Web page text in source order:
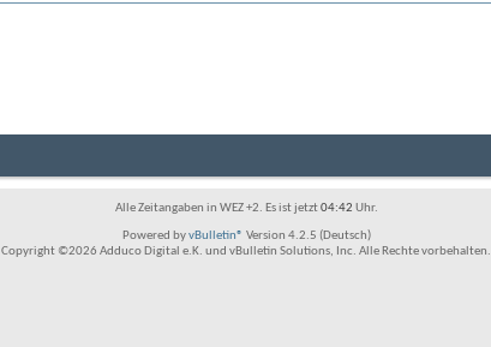
Alle Zeitangaben in WEZ +2. Es ist jetzt04:42 Uhr.
Powered byvBulletin® Version 4.2.5 (Deutsch)
Copyright ©2026 Adduco Digital e.K. und vBulletin Solutions, Inc. Alle Rechte vorbehalten.